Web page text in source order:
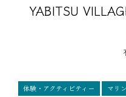
YABITSU
体験・アクティビティー マリ